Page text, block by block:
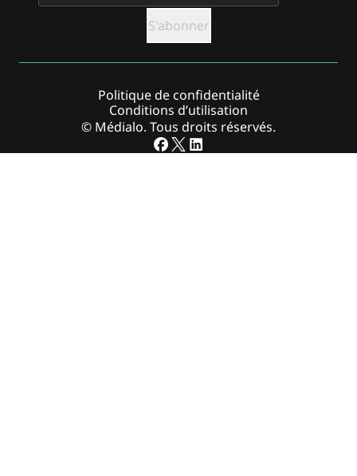
© Médialo. Tous droits réservés.
Politique de confidentialité
Conditions d’utilisation